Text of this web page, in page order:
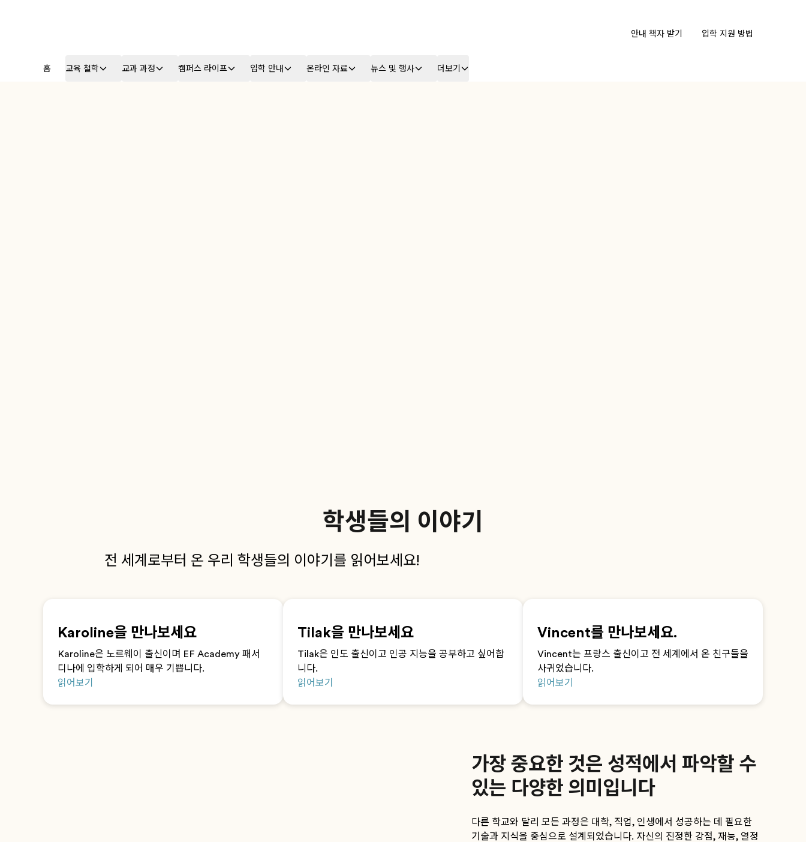
안내 책자 받기 입학 지원 방법
홈 교육 철학 교과 과정 캠퍼스 라이프 입학 안내 온라인 자료 뉴스 및 행사 더보기
학생들의 이야기
전 세계로부터 온 우리 학생들의 이야기를 읽어보세요!
Karoline을 만나보세요
Karoline은 노르웨이 출신이며 EF Academy 패서
디나에 입학하게 되어 매우 기쁩니다.
읽어보기
Tilak을 만나보세요
Tilak은 인도 출신이고 인공 지능을 공부하고 싶어합
니다.
읽어보기
Vincent를 만나보세요.
Vincent는 프랑스 출신이고 전 세계에서 온 친구들을
사귀었습니다.
읽어보기
가장 중요한 것은 성적에서 파악할 수
있는 다양한 의미입니다
다른 학교와 달리 모든 과정은 대학, 직업, 인생에서 성공하는 데 필요한
기술과 지식을 중심으로 설계되었습니다. 자신의 진정한 강점, 재능, 열정